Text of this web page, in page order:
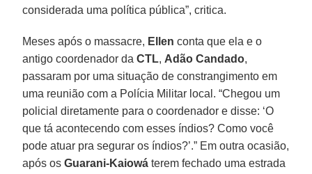
considerada uma política pública”, critica.
Meses após o massacre, Ellen conta que ela e o
antigo coordenador daCTL, Adão Candado,
passaram por uma situação de constrangimento em
uma reunião com a Polícia Militar local. “Chegou um
policial diretamente para o coordenador e disse: ‘O
que tá acontecendo com esses índios? Como você
pode atuar pra segurar os índios?’.” Em outra ocasião,
após osGuarani-Kaiowá terem fechado uma estrada